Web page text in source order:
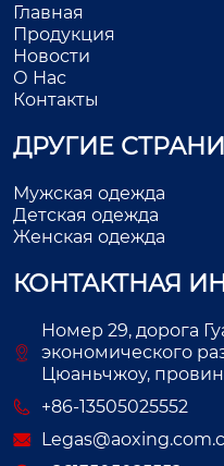
Главная
Продукция
Новости
О Нас
Контакты
ДРУГИЕ
Мужская одежда
Детская одежда
Женская одежда
КОНТАКТНАЯ
Номер 29, дорога
экономического
Цюаньчжоу,
+86-13505025552